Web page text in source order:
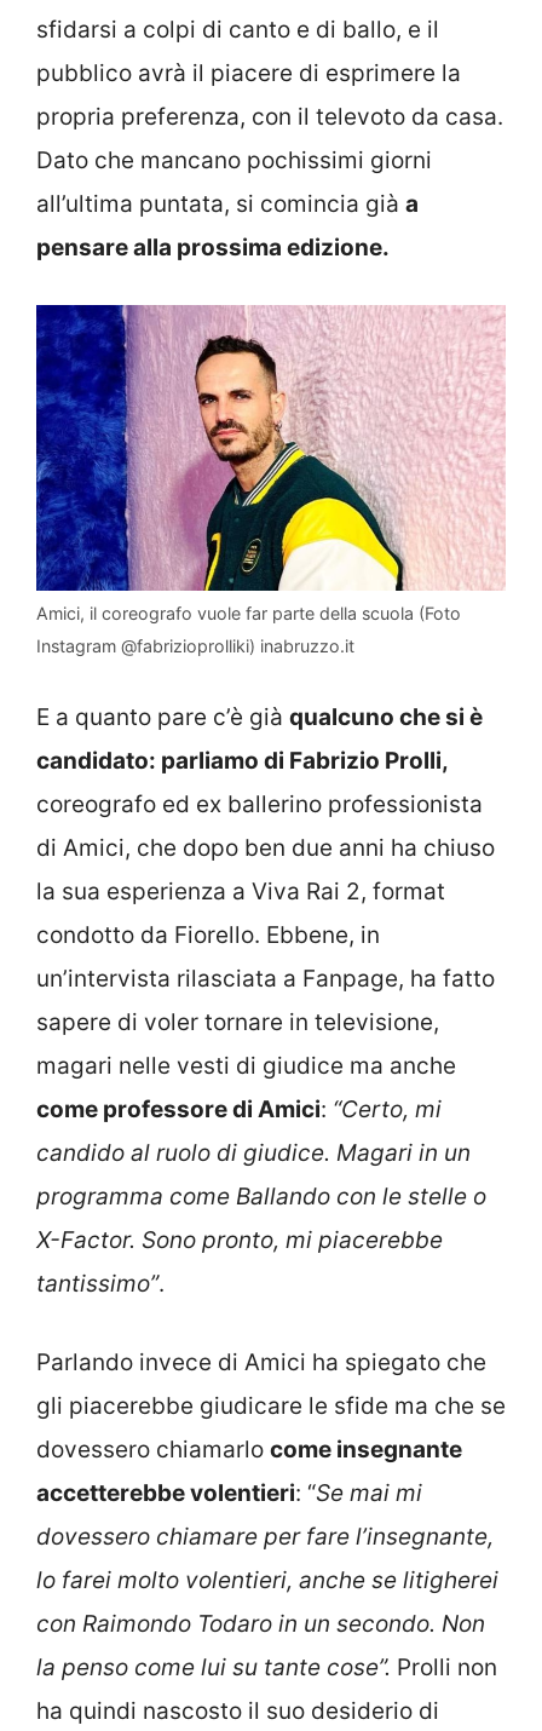
sfidarsi a colpi di canto e di ballo, e il
pubblico avrà il piacere di esprimere la
propria preferenza, con il televoto da casa.
Dato che mancano pochissimi giorni
all’ultima puntata, si comincia già a
pensare alla prossima edizione.
Amici, il coreografo vuole far parte della scuola (Foto
Instagram @fabrizioprolliki) inabruzzo.it
E a quanto pare c’è già qualcuno che si è
candidato: parliamo di Fabrizio Prolli,
coreografo ed ex ballerino professionista
di Amici, che dopo ben due anni ha chiuso
la sua esperienza a Viva Rai 2, format
condotto da Fiorello. Ebbene, in
un’intervista rilasciata a Fanpage, ha fatto
sapere di voler tornare in televisione,
magari nelle vesti di giudice ma anche
come professore di Amici: “Certo, mi
candido al ruolo di giudice. Magari in un
programma come Ballando con le stelle o
X-Factor. Sono pronto, mi piacerebbe
tantissimo”.
Parlando invece di Amici ha spiegato che
gli piacerebbe giudicare le sfide ma che se
dovessero chiamarlo come insegnante
accetterebbe volentieri: “Se mai mi
dovessero chiamare per fare l’insegnante,
lo farei molto volentieri, anche se litigherei
con Raimondo Todaro in un secondo. Non
la penso come lui su tante cose”. Prolli non
ha quindi nascosto il suo desiderio di